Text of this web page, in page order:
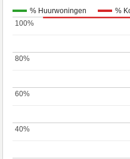
% Huurwoningen %
40%
40%
60%
60%
80%
80%
100%
100%